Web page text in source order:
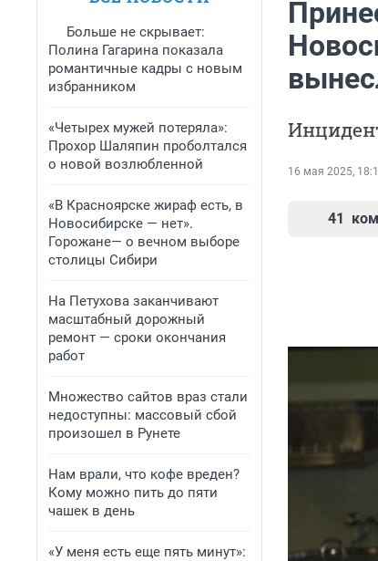
Больше не скрывает:
Полина Гагарина показала
романтичные кадры с новым
избранником
«Четырех мужей потеряла»:
Прохор Шаляпин проболтался
о новой возлюбленной
«В Красноярске жираф есть, в
Новосибирске — нет».
Горожане— о вечном выборе
столицы Сибири
На Петухова заканчивают
масштабный дорожный
ремонт — сроки окончания
работ
Множество сайтов враз стали
недоступны: массовый сбой
произошел в Рунете
Нам врали, что кофе вреден?
Кому можно пить до пяти
чашек в день
«У меня есть еще пять минут»:
16 мая 2025,
41